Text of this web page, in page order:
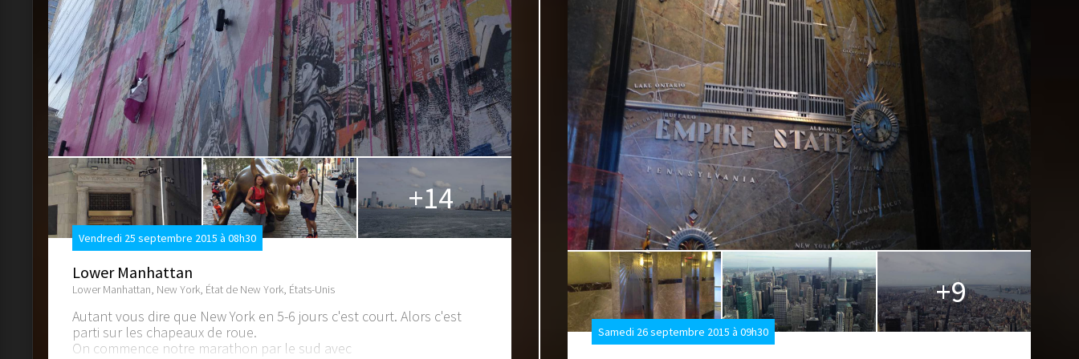
+14
Vendredi 25 septembre 2015 à 08h30
Lower Manhattan
Lower Manhattan, New York, État de New York, États-Unis
Autant vous dire que New York en 5-6 jours c'est court. Alors c'est
parti sur les chapeaux de roue.
On commence notre marathon par le sud avec
+9
Samedi 26 septembre 2015 à 09h30